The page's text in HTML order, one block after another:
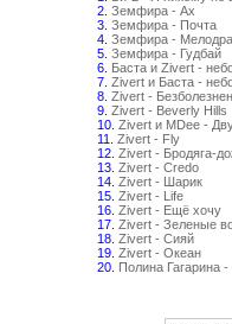
2. Земфира - Ах
3. Земфира - Почта
4. Земфира -
5. Земфира - Гудбай
6. Баста и Zivert -
7. Zivert и Баста -
8. Zivert -
9. Zivert - Beverly Hills
10. Zivert и MDee -
11. Zivert - Fly
12. Zivert - Бродяга-
13. Zivert - Credo
14. Zivert - Шарик
15. Zivert - Life
16. Zivert - Ещё хочу
17. Zivert - Зеленые
18. Zivert - Сияй
19. Zivert - Океан
20. Полина Гагарина